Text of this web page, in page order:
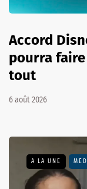
Accord
pourra
tout
6 août 2026
A LA UNE